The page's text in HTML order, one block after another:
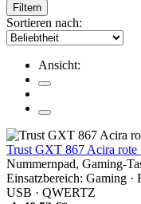
Filtern
Sortieren nach:
Ansicht:
Trust GXT 867 Acira rote
Nummernpad, Gaming-
Einsatzbereich: Gaming ·
USB · QWERTZ